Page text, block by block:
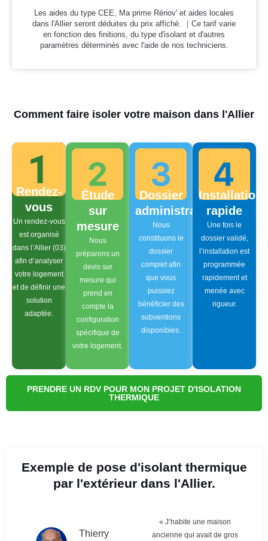
Les aides du type CEE, Ma prime Rénov' et aides locales
dans l'Allier seront déduites du prix affiché. ｜Ce tarif varie
en fonction des finitions, du type d'isolant et d'autres
paramètres déterminés avec l'aide de nos techniciens.
Comment faire isoler votre maison dans l'Allier
Rendez-
vous
Un rendez-vous
est organisé
dans l’Allier (03)
afin d’analyser
votre logement
et de définir une
solution
adaptée.
Étude
sur
mesure
Nous
préparons un
devis sur
mesure qui
prend en
compte la
configuration
spécifique de
votre logement.
Dossier
administratif
Nous
constituons le
dossier
complet afin
que vous
puissiez
bénéficier des
subventions
disponibles.
Installation
rapide
Une fois le
dossier validé,
l’installation est
programmée
rapidement et
menée avec
rigueur.
PRENDRE UN RDV POUR MON PROJET D'ISOLATION
THERMIQUE
Exemple de pose d'isolant thermique
par l'extérieur dans l'Allier.
Thierry
« J’habite une maison
ancienne qui avait de gros